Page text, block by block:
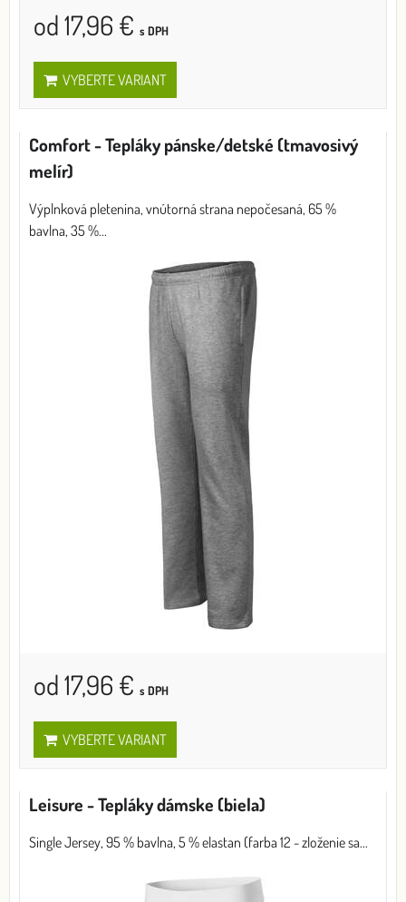
od 17,96 € s DPH
VYBERTE VARIANT
Comfort - Tepláky pánske/detské (tmavosivý
melír)
Výplnková pletenina, vnútorná strana nepočesaná, 65 %
bavlna, 35 %...
od 17,96 € s DPH
VYBERTE VARIANT
Leisure - Tepláky dámske (biela)
Single Jersey, 95 % bavlna, 5 % elastan (farba 12 - zloženie sa...